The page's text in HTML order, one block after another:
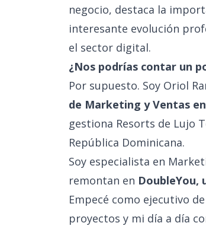
negocio, destaca la
interesante evolución
el sector digital.
¿Nos podrías contar un
Por supuesto. Soy Oriol
de Marketing y Ventas
gestiona Resorts de Lujo
República Dominicana.
Soy especialista en
remontan en DoubleYou,
Empecé como ejecutivo
proyectos y mi día a día